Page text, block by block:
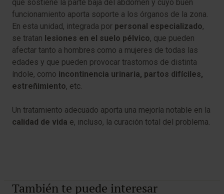
que sostiene la parte baja del abdomen y cuyo buen
funcionamiento aporta soporte a los órganos de la zona.
En esta unidad, integrada por personal especializado,
se tratan lesiones en el suelo pélvico, que pueden
afectar tanto a hombres como a mujeres de todas las
edades y que pueden provocar trastornos de distinta
índole, como incontinencia urinaria, partos difíciles,
estreñimiento, etc.
Un tratamiento adecuado aporta una mejoría notable en la
calidad de vida e, incluso, la curación total del problema.
También te puede interesar